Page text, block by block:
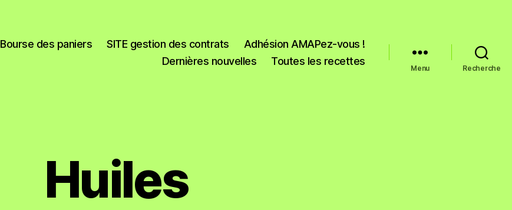
Bourse des paniers SITE gestion des contrats
Adhésion AMAPez-vous !
Dernières nouvelles
Toutes les recettes
Menu Recherche
Huiles